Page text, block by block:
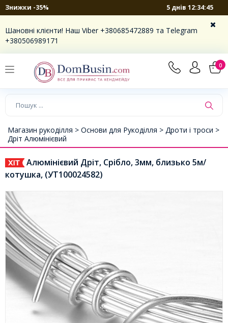
Знижки -35% 5 днів 12:34:44
Шановні клієнти! Наш Viber +380685472889 та Telegram
+380506989171
0
Магазин рукоділля > Основи для Рукоділля > Дроти і троси >
Дріт Алюмінієвий
Алюмінієвий Дріт, Срібло, 3мм, близько 5м/
котушка, (УТ100024582)